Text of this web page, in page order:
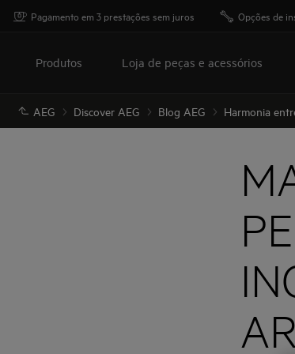
Pagamento em 3 prestações sem juros Opções de
Produtos Loja de peças e acessórios
AEG Discover AEG Blog AEG Harmonia